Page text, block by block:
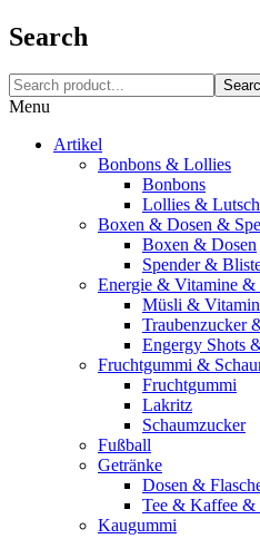
Search
Menu
Artikel
Bonbons & Lollies
Bonbons
Lollies &
Boxen & Dosen &
Boxen & Dosen
Spender &
Energie & Vitamine
Müsli &
Traubenzucker
Engergy Shots
Fruchtgummi &
Fruchtgummi
Lakritz
Schaumzucker
Fußball
Getränke
Dosen &
Tee & Kaffee &
Kaugummi